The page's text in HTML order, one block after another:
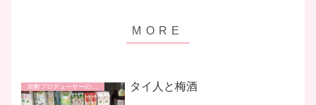
タイ人と梅酒